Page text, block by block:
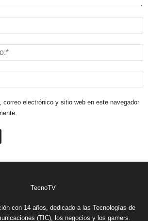
correo electrónico y sitio web en este navegador
con 14 años, dedicado a las Tecnologías de
(TIC), los negocios y los gamers.